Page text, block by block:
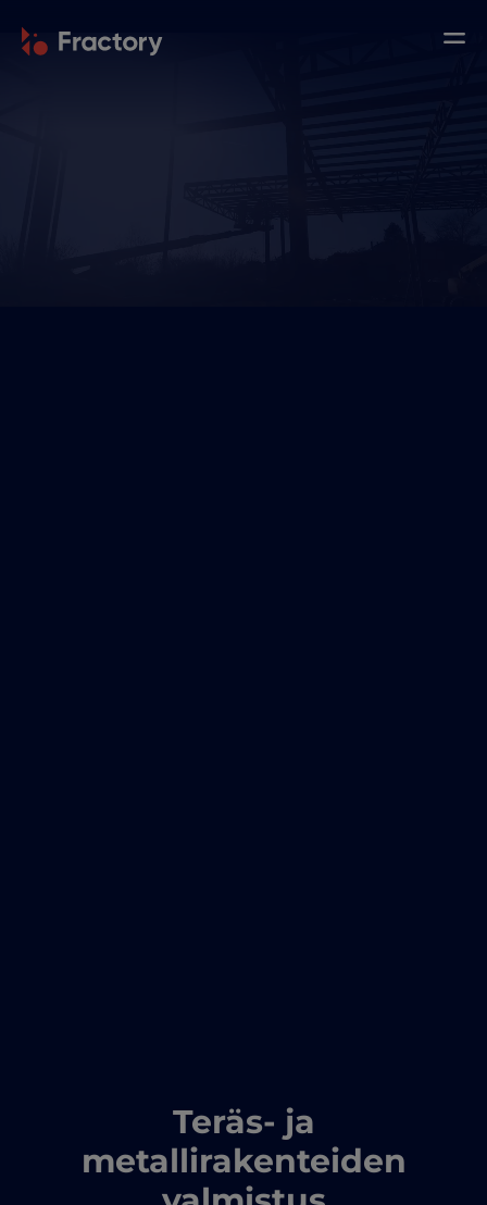
Teräs- ja
metallirakenteiden